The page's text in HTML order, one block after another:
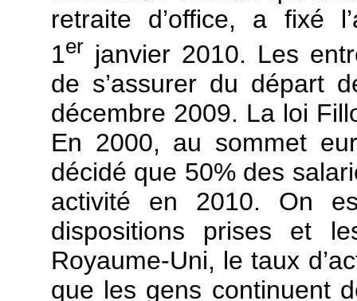
retraite d’office, a fixé
1er janvier 2010. Les
de s’assurer du départ
décembre 2009. La loi
En 2000, au sommet
décidé que 50% des
activité en 2010. On
dispositions prises et
Royaume-Uni, le taux
que les gens continuent